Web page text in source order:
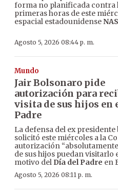
forma no planificada contra
primeras horas de este
espacial estadounidense
Agosto 5, 2026 08:44 p. m.
Mundo
Jair Bolsonaro pide
autorización para
visita de sus hijos en
Padre
La defensa del ex
solicitó este miércoles a la
autorización
de sus hijos puedan
motivo del Día del Padre en
Agosto 5, 2026 08:11 p. m.